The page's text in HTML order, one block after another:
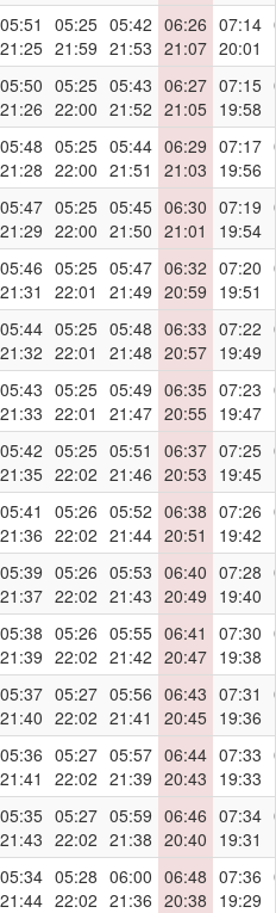
05:51
21:25
05:25
21:59
05:42
21:53
06:26
21:07
07:14
20:01
05:50
21:26
05:25
22:00
05:43
21:52
06:27
21:05
07:15
19:58
05:48
21:28
05:25
22:00
05:44
21:51
06:29
21:03
07:17
19:56
05:47
21:29
05:25
22:00
05:45
21:50
06:30
21:01
07:19
19:54
05:46
21:31
05:25
22:01
05:47
21:49
06:32
20:59
07:20
19:51
05:44
21:32
05:25
22:01
05:48
21:48
06:33
20:57
07:22
19:49
05:43
21:33
05:25
22:01
05:49
21:47
06:35
20:55
07:23
19:47
05:42
21:35
05:25
22:02
05:51
21:46
06:37
20:53
07:25
19:45
05:41
21:36
05:26
22:02
05:52
21:44
06:38
20:51
07:26
19:42
05:39
21:37
05:26
22:02
05:53
21:43
06:40
20:49
07:28
19:40
05:38
21:39
05:26
22:02
05:55
21:42
06:41
20:47
07:30
19:38
05:37
21:40
05:27
22:02
05:56
21:41
06:43
20:45
07:31
19:36
05:36
21:41
05:27
22:02
05:57
21:39
06:44
20:43
07:33
19:33
05:35
21:43
05:27
22:02
05:59
21:38
06:46
20:40
07:34
19:31
05:34
21:44
05:28
22:02
06:00
21:36
06:48
20:38
07:36
19:29